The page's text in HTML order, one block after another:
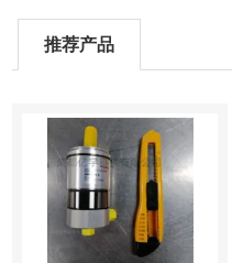
推荐产品